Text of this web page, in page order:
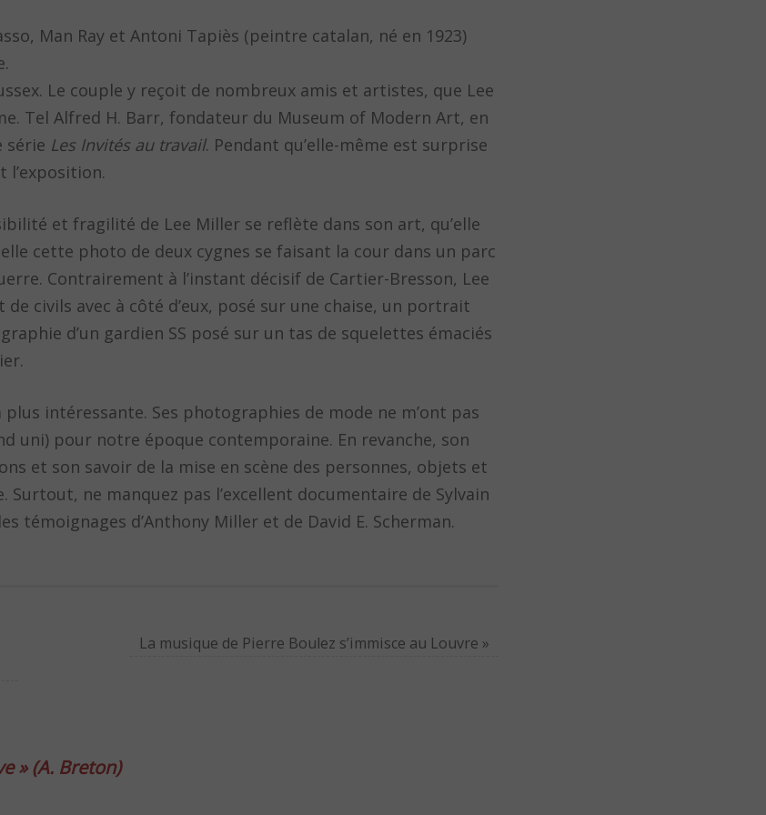
Man Ray et Antoni Tapiès (peintre catalan, né en 1923)
Le couple y reçoit de nombreux amis et artistes, que Lee
Tel Alfred H. Barr, fondateur du Museum of Modern Art, en
série Les Invités au travail. Pendant qu’elle-même est surprise
et fragilité de Lee Miller se reflète dans son art, qu’elle
cette photo de deux cygnes se faisant la cour dans un parc
Contrairement à l’instant décisif de Cartier-Bresson, Lee
civils avec à côté d’eux, posé sur une chaise, un portrait
d’un gardien SS posé sur un tas de squelettes émaciés
intéressante. Ses photographies de mode ne m’ont pas
uni) pour notre époque contemporaine. En revanche, son
et son savoir de la mise en scène des personnes, objets et
ne manquez pas l’excellent documentaire de Sylvain
témoignages d’Anthony Miller et de David E. Scherman.
La musique de Pierre Boulez s’immisce au Louvre »
» (A. Breton)